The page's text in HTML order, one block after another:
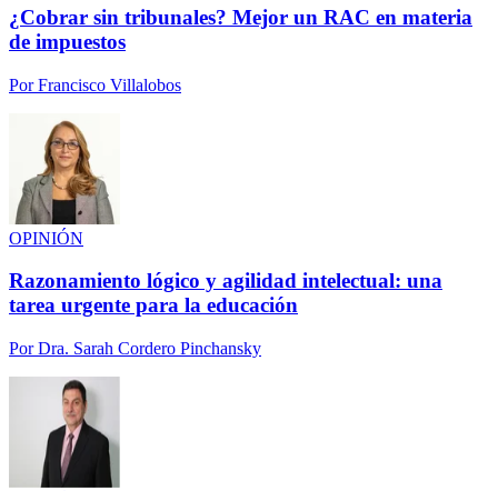
¿Cobrar sin tribunales? Mejor un RAC en materia
de impuestos
PorFrancisco Villalobos
OPINIÓN
Razonamiento lógico y agilidad intelectual: una
tarea urgente para la educación
PorDra. Sarah Cordero Pinchansky